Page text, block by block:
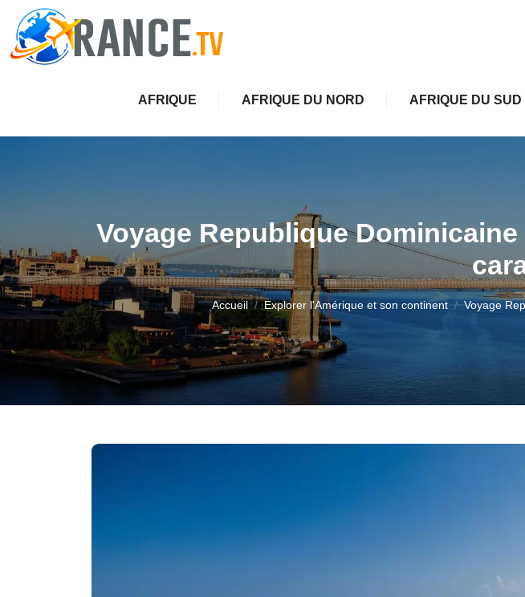
AFRIQUE AFRIQUE DU NORD AFRIQUE DU SUD
Voyage Republique
Accueil Explorer l'Amérique et son continent Voyage